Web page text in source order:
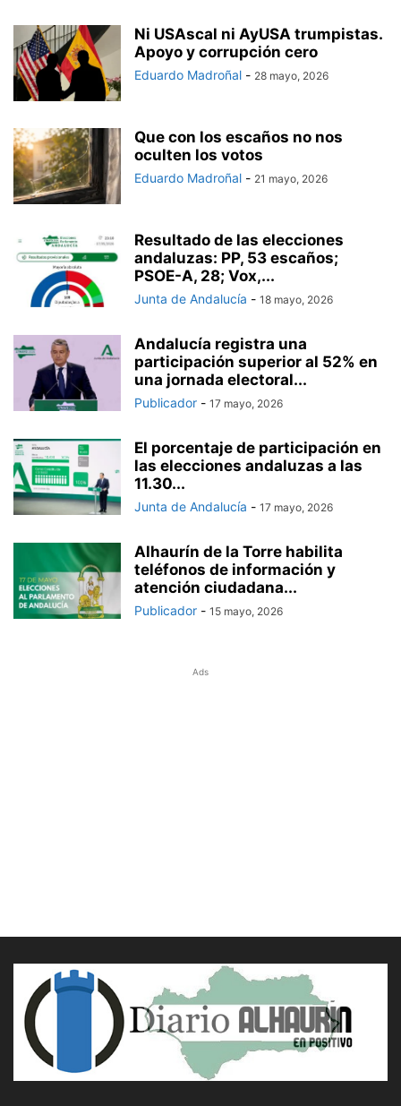
Ni USAscal ni AyUSA trumpistas.
Apoyo y corrupción cero
Eduardo Madroñal - 28 mayo, 2026
Que con los escaños no nos
oculten los votos
Eduardo Madroñal - 21 mayo, 2026
Resultado de las elecciones
andaluzas: PP, 53 escaños;
PSOE-A, 28; Vox,...
Junta de Andalucía - 18 mayo, 2026
Andalucía registra una
participación superior al 52% en
una jornada electoral...
Publicador - 17 mayo, 2026
El porcentaje de participación en
las elecciones andaluzas a las
11.30...
Junta de Andalucía - 17 mayo, 2026
Alhaurín de la Torre habilita
teléfonos de información y
atención ciudadana...
Publicador - 15 mayo, 2026
Ads